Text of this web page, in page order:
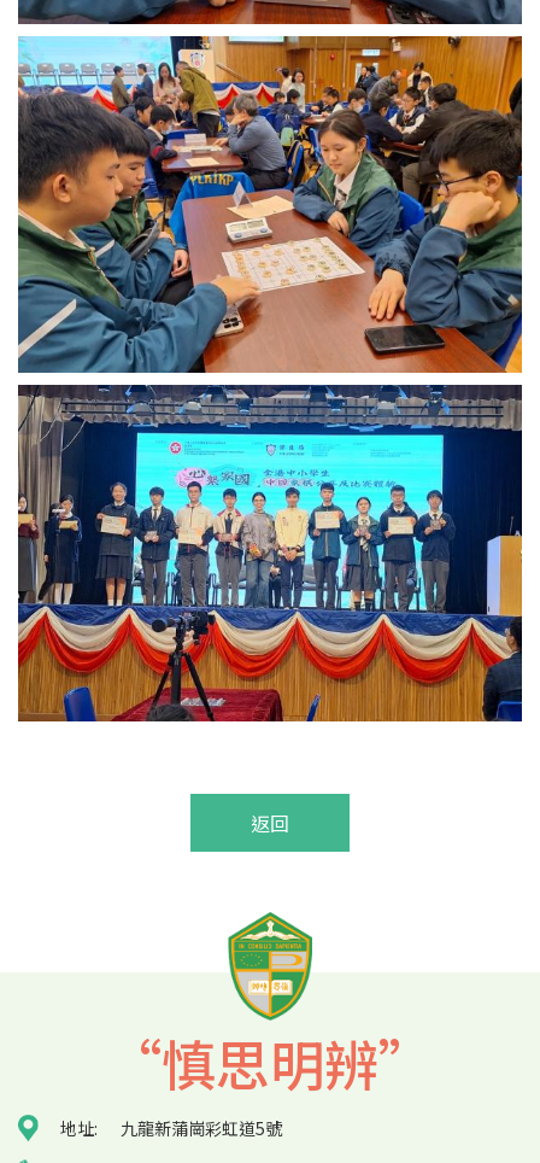
返回
“慎思明辨”
地址:
九龍新蒲崗彩虹道5號